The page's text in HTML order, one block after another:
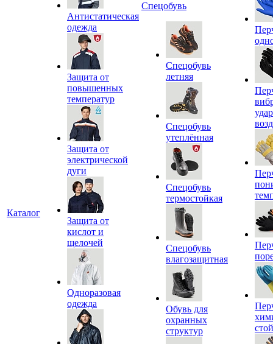
Каталог
Антистатическая
одежда
Защита от
повышенных
температур
Защита от
электрической
дуги
Защита от
кислот и
щелочей
Одноразовая
одежда
Спецобувь
Спецобувь
летняя
Спецобувь
утеплённая
Спецобувь
термостойкая
Спецобувь
влагозащитная
Обувь для
охранных
структур